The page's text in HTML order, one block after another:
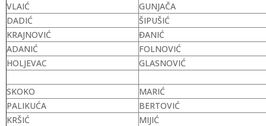
VLAIĆ
GUNJAČA
DADIĆ
ŠIPUŠIĆ
KRAJNOVIĆ
ĐANIĆ
ADANIĆ
FOLNOVIĆ
HOLJEVAC
GLASNOVIĆ
SKOKO
MARIĆ
PALIKUĆA
BERTOVIĆ
KRŠIĆ
MIJIĆ